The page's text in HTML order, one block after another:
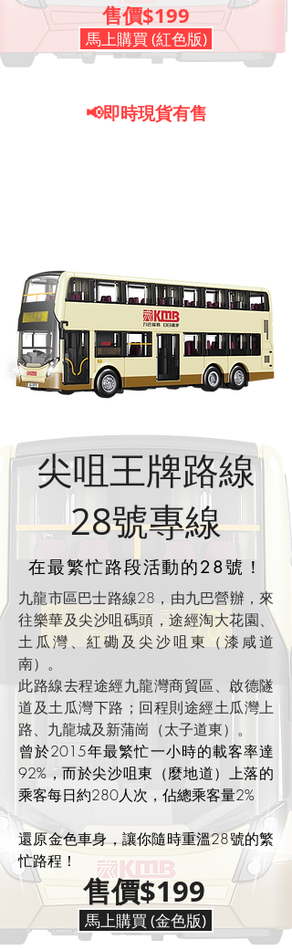
售價$199
馬上購買 (紅色版)
📢即時現貨有售
尖咀王牌路線
​28號專線
在最繁忙路段活動的28號！
九龍市區巴士路線28，由九巴營辦，來
往樂華及尖沙咀碼頭，途經淘大花園、
土瓜灣、紅磡及尖沙咀東（漆咸道
南）。
此路線去程途經九龍灣商貿區、啟德隧
道及土瓜灣下路；回程則途經土瓜灣上
路、九龍城及新蒲崗（太子道東）。
​曾於2015年最繁忙一小時的載客率達
92%，而於尖沙咀東（麼地道）上落的
乘客每日約280人次，佔總乘客量2%
​還原金色車身，讓你隨時重溫28號的繁
忙路程！
售價$199
馬上購買 (金色版)